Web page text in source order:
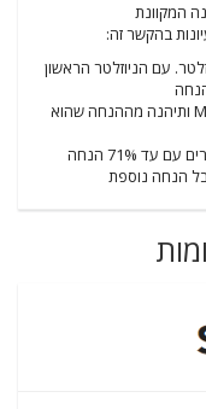
המקוונת
עם הניוזלטר הראשון
השתמש בקופון העדכני ביותר של MISSYEMPIRE ותיהנה מההנחה שהוא
71% הנחה